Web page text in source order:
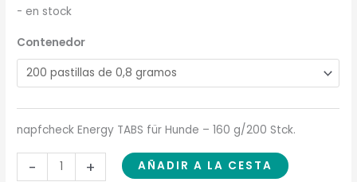
- en stock
Contenedor
napfcheck Energy TABS für Hunde – 160 g/200 Stck.
- + AÑADIR A LA CESTA